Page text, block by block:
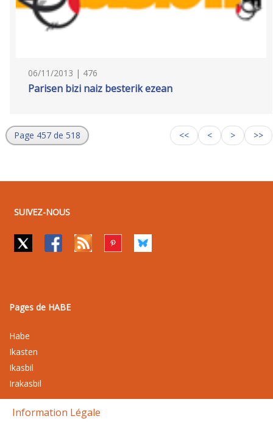
06/11/2013 | 476
Parisen bizi naiz besterik ezean
Page 457 de 518 << < > >>
SUIVEZ-NOUS
Pages de HABE
Habe
Ikasten
Ikasbil
Irakasbil
Information Légale